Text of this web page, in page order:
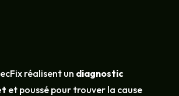
réalisent un diagnostic
et poussé pour trouver la cause